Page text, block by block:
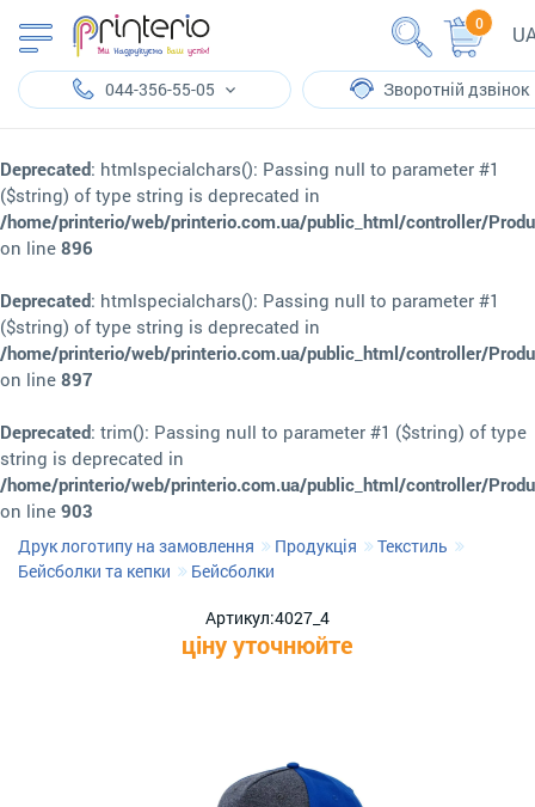
Deprecated: htmlspecialchars(): Passing null to parameter #1
($string) of type string is deprecated in
/home/printerio/web/printerio.com.ua/public_html/controller/
on line 896
Deprecated: htmlspecialchars(): Passing null to parameter #1
($string) of type string is deprecated in
/home/printerio/web/printerio.com.ua/public_html/controller/
on line 897
Deprecated: trim(): Passing null to parameter #1 ($string) of type
string is deprecated in
/home/printerio/web/printerio.com.ua/public_html/controller/
on line 903
0
044-356-55-05 Зворотній дзвінок
Друк логотипу на замовлення Продукція
Текстиль
Бейсболки та кепки
Бейсболки
Артикул:4027_4
ціну уточнюйте